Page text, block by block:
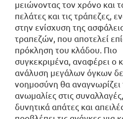
μειώνοντας τον χρόνο και
πελάτες και τις τράπεζες,
στην ενίσχυση της
τραπεζών, που αποτελεί
πρόκληση του κλάδου. Πιο
συγκεκριμένα, αναφέρει ο
ανάλυση μεγάλων όγκων
νοημοσύνη θα αναγνωρίζει
ανωμαλίες στις
δυνητικά απάτες και